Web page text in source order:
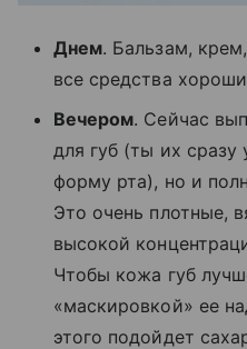
Днем. Бальзам,
все средства
Вечером. Сейчас
для губ (ты их
форму рта), но и
Это очень плотные,
высокой
Чтобы кожа губ
«маскировкой» ее
этого подойдет